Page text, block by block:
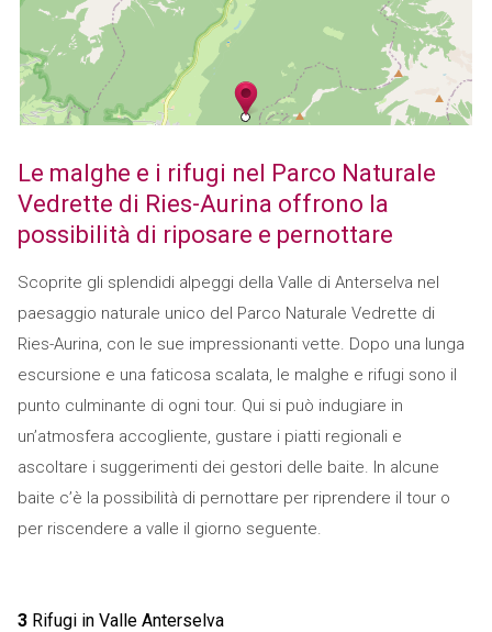
Le malghe e i rifugi nel Parco Naturale
Vedrette di Ries-Aurina offrono la
possibilità di riposare e pernottare
Scoprite gli splendidi alpeggi della Valle di Anterselva nel
paesaggio naturale unico del Parco Naturale Vedrette di
Ries-Aurina, con le sue impressionanti vette. Dopo una lunga
escursione e una faticosa scalata, le malghe e rifugi sono il
punto culminante di ogni tour. Qui si può indugiare in
un’atmosfera accogliente, gustare i piatti regionali e
ascoltare i suggerimenti dei gestori delle baite. In alcune
baite c’è la possibilità di pernottare per riprendere il tour o
per riscendere a valle il giorno seguente.
3Rifugi in Valle Anterselva